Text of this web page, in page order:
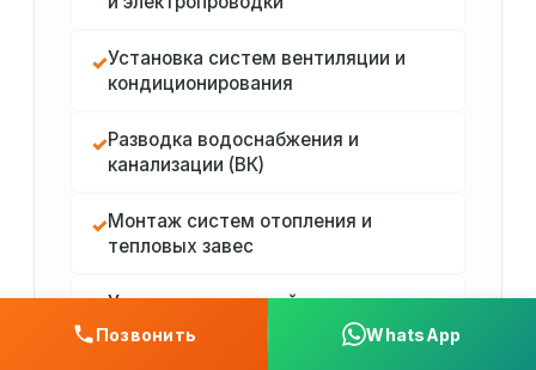
Позвонить WhatsApp
✓Установка систем вентиляции и
кондиционирования
✓Разводка водоснабжения и
канализации (ВК)
✓Монтаж систем отопления и
тепловых завес
Установка пожарной сигнализации и
видеонаблюдения